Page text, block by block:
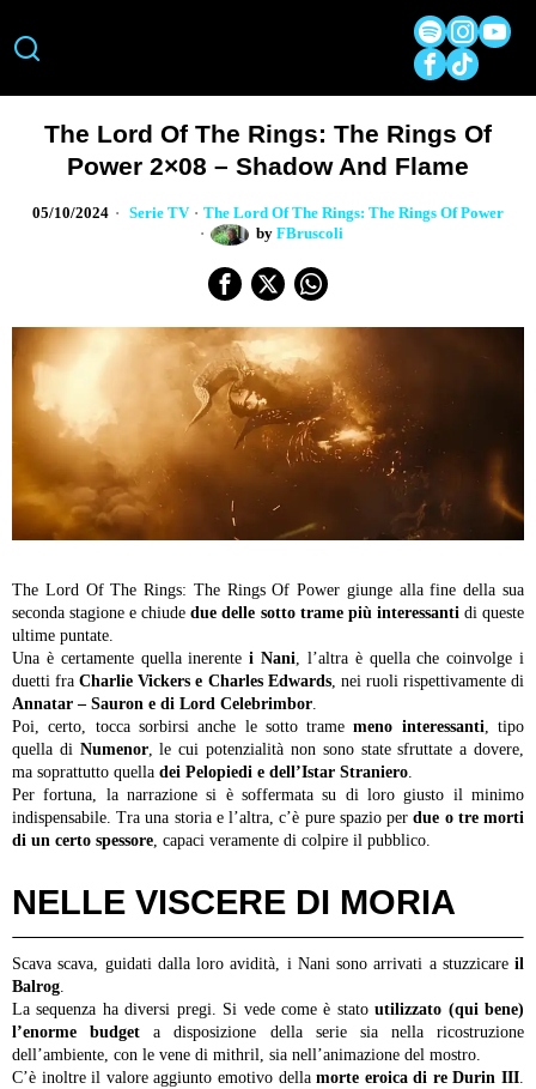
The Lord Of The Rings: The Rings Of
Power 2×08 – Shadow And Flame
05/10/2024 Serie TV · The Lord Of The Rings: The Rings Of Power
by FBruscoli
The Lord Of The Rings: The Rings Of Power giunge alla fine della sua
seconda stagione e chiudedue delle sotto trame più interessanti di queste
ultime puntate.
Una è certamente quella inerentei Nani , l’altra è quella che coinvolge i
duetti fraCharlie Vickers e Charles Edwards, nei ruoli rispettivamente di
Annatar – Sauron e di Lord Celebrimbor
Poi, certo, tocca sorbirsi anche le sotto tramemeno interessanti , tipo
quella di Numenor, le cui potenzialità non sono state sfruttate a dovere,
ma soprattutto quella dei Pelopiedi e dell’Istar Straniero
Per fortuna, la narrazione si è soffermata su di loro giusto il minimo
indispensabile. Tra una storia e l’altra, c’è pure spazio perdue o tre morti
di un certo spessore , capaci veramente di colpire il pubblico.
NELLE VISCERE DI MORIA
Scava scava, guidati dalla loro avidità, i Nani sono arrivati a stuzzicareil
Balrog
La sequenza ha diversi pregi. Si vede come è statoutilizzato (qui bene)
l’enorme budget a disposizione della serie sia nella ricostruzione
dell’ambiente, con le vene di mithril, sia nell’animazione del mostro.
C’è inoltre il valore aggiunto emotivo dellamorte eroica di re Durin III